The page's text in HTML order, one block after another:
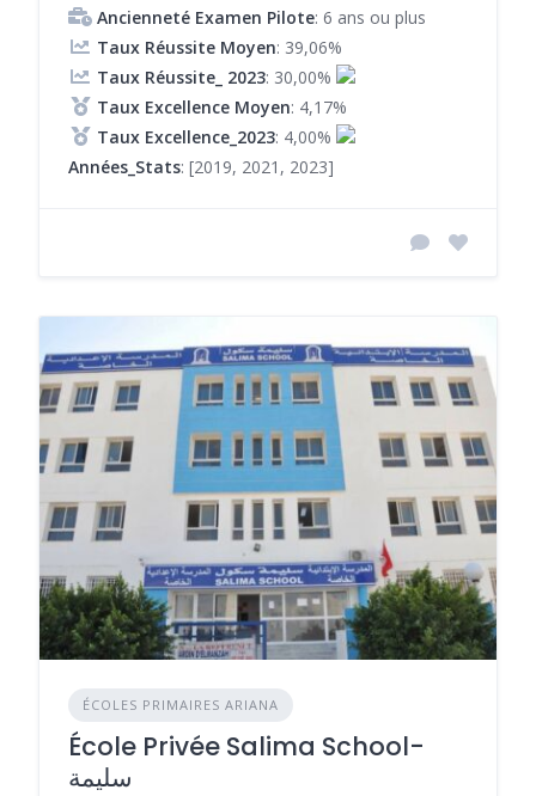
Ancienneté Examen Pilote: 6 ans ou plus
Taux Réussite Moyen: 39,06%
Taux Réussite_ 2023: 30,00%
Taux Excellence Moyen: 4,17%
Taux Excellence_2023: 4,00%
Années_Stats: [2019, 2021, 2023]
ÉCOLES PRIMAIRES ARIANA
École Privée Salima School-
سليمة